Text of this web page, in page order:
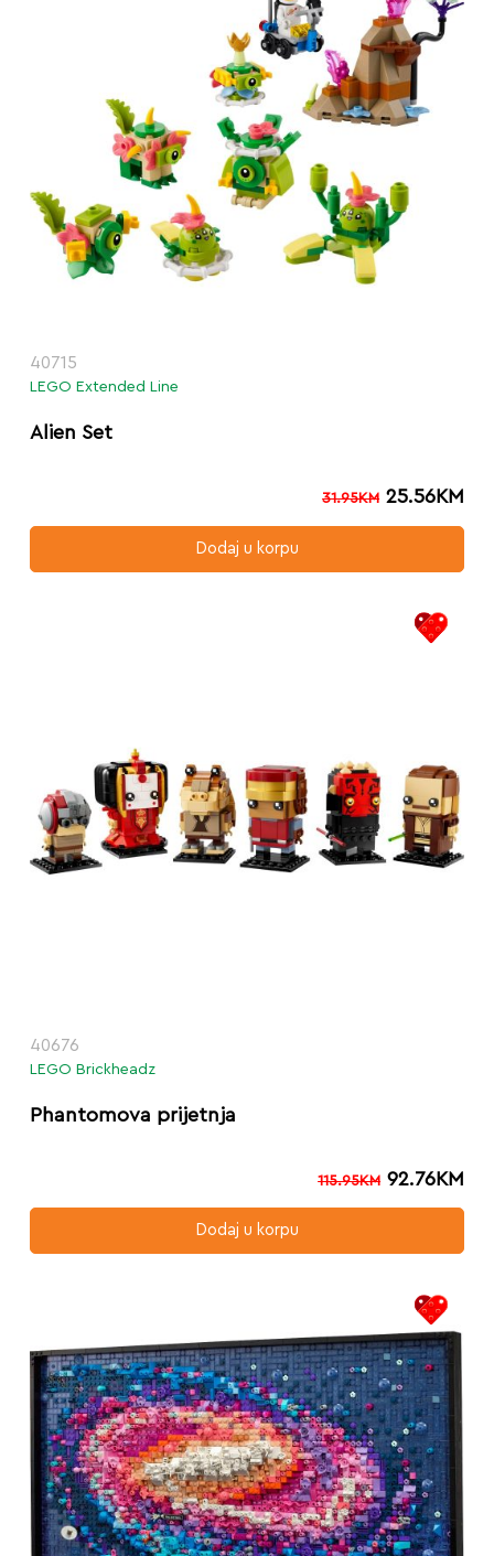
40715
LEGO Extended Line
Alien Set
31.95KM 25.56KM
Dodaj u korpu
40676
LEGO Brickheadz
Phantomova prijetnja
115.95KM 92.76KM
Dodaj u korpu